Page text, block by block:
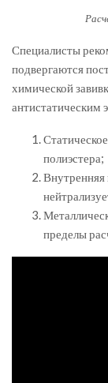
Специалисты
подвергаются
химической
антистатическим
полиэстера;
Внутренняя
пределы